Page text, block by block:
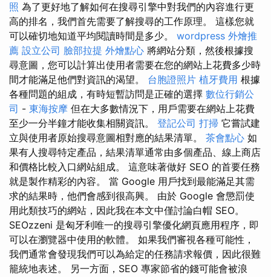
照 為了更好地了解如何在搜尋引擎中對我們的內容進行更
高的排名，我們首先需要了解搜尋的工作原理。 這樣您就
可以確切地知道平均閱讀時間是多少。 wordpress 外燴推
薦 設立公司 臉部拉提 外燴點心 將網站分類，然後根據搜
尋意圖，您可以計算出使用者需要在您的網站上花費多少時
間才能滿足他們對資訊的渴望。 台胞證照片 植牙費用 根據
各種問題的組成，有時短暫訪問是正確的選擇 數位行銷公
司 - 東海按摩 但在大多數情況下，用戶需要在網站上花費
至少一分半鐘才能收集相關資訊。 登記公司 打掃 它嘗試建
立與使用者原始搜尋意圖相對應的結果清單。 茶會點心 如
果有人搜尋特定產品，結果清單通常由多個產品、線上商店
和價格比較入口網站組成。 這意味著做好 SEO 的首要任務
就是製作精彩的內容。 當 Google 用戶找到最能滿足其需
求的結果時，他們會感到很高興。 由於 Google 會懲罰使
用此類技巧的網站，因此我在本文中僅討論白帽 SEO。
SEOzzeni 是匈牙利唯一的搜尋引擎優化網頁應用程序，即
可以在瀏覽器中使用的軟體。 如果我們審視各種可能性，
我們通常會發現我們可以為給定的任務請求報價，因此很難
籠統地表述。 另一方面，SEO 專家節省的錢可能會被浪